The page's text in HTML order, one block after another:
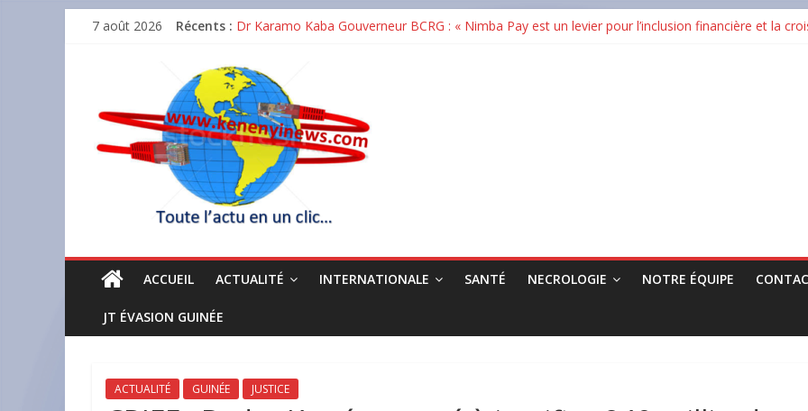
7 août 2026 Récents : Dr Karamo Kaba Gouverneur BCRG : « Nimba Pay est un levier pour l’inclusion financière et la
Sommet de la CEDEAO : Bassirou Diomaye Faye prend la présidence, le général Birame Diop
GUICOPRES BTP décroche la certification ISO 9001:2015 et renforce son ambition dans les
Matoto : un incendie réduit en cendres plusieurs commerces au grand marché
en
clic
ACCUEIL ACTUALITÉ INTERNATIONALE SANTÉ NECROLOGIE NOTRE ÉQUIPE
JT ÉVASION GUINÉE
ACTUALITÉ GUINÉE JUSTICE